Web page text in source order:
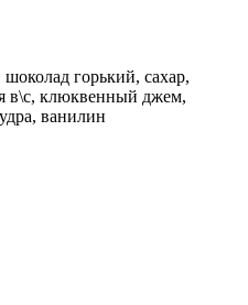
горький, сахар,
в\с, клюквенный джем,
ванилин